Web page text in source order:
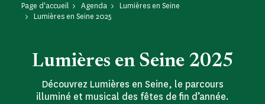
Page d'accueil Agenda
Lumières en Seine
Lumières en Seine 2025
Lumières en Seine 2025
Découvrez Lumières en Seine, le parcours
illuminé et musical des fêtes de fin d’année.